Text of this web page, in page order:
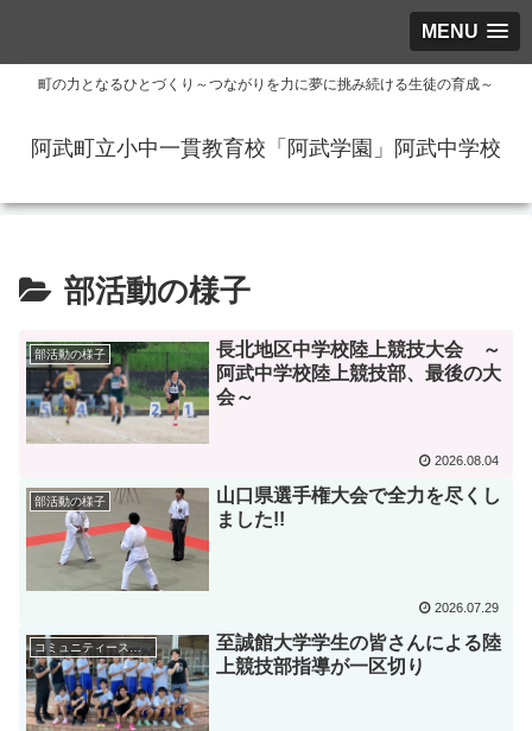
MENU
町の力となるひとづくり～つながりを力に夢に挑み続ける生徒の育成～
阿武町立小中一貫教育校「阿武学園」阿武中学校
部活動の様子
部活動の様子
長北地区中学校陸上競技大会 ～
阿武中学校陸上競技部、最後の大
会～
2026.08.04
部活動の様子
山口県選手権大会で全力を尽くし
ました!!
2026.07.29
コミュニティースクール
至誠館大学学生の皆さんによる陸
上競技部指導が一区切り